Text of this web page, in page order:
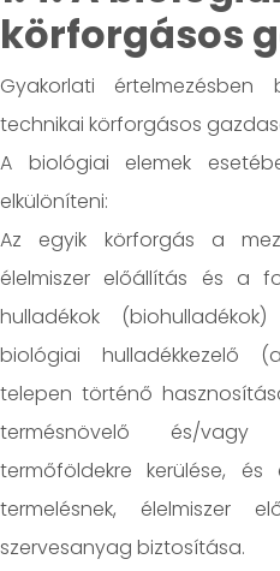
körforgásos
Gyakorlati értelmezésben
technikai körforgásos
A biológiai elemek
elkülöníteni:
Az egyik körforgás a
élelmiszer előállítás és a
hulladékok
biológiai hulladékkezelő
telepen történő
termésnövelő és/vagy
termőföldekre kerülése,
termelésnek, élelmiszer
szervesanyag biztosítása.